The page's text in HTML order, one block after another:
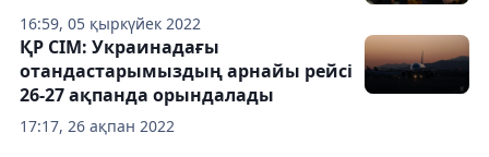
16:59, 05 қыркүйек 2022
17:17, 26 ақпан 2022
ҚР СІМ: Украинадағы
отандастарымыздың арнайы рейсі
26-27 ақпанда орындалады